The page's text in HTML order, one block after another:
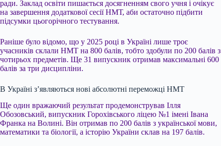
ради. Заклад освіти пишається досягненням свого учня і очікує
на завершення додаткової сесії НМТ, аби остаточно підбити
підсумки цьогорічного тестування.
Раніше було відомо, що у 2025 році в Україні лише троє
учасників склали НМТ на 800 балів, тобто здобули по 200 балів з
чотирьох предметів. Ще 31 випускник отримав максимальні 600
балів за три дисципліни.
В Україні з’являються нові абсолютні переможці НМТ
Ще один вражаючий результат продемонстрував Ілля
Обозовський, випускник Горохівського ліцею №1 імені Івана
Франка на Волині. Він отримав по 200 балів з української мови,
математики та біології, а історію України склав на 197 балів.